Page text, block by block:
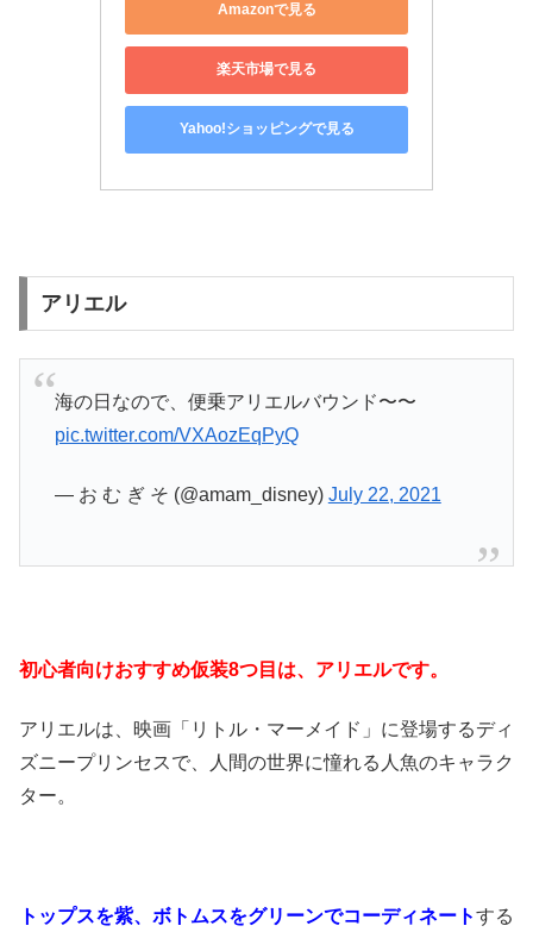
Amazonで見る
楽天市場で見る
Yahoo!ショッピングで見る
アリエル
海の日なので、便乗アリエルバウンド〜〜
pic.twitter.com/VXAozEqPyQ
— お む ぎ そ (@amam_disney) July 22, 2021
初心者向けおすすめ仮装8つ目は、アリエルです。
アリエルは、映画「リトル・マーメイド」に登場するディ
ズニープリンセスで、人間の世界に憧れる人魚のキャラク
ター。
トップスを紫、ボトムスをグリーンでコーディネートする